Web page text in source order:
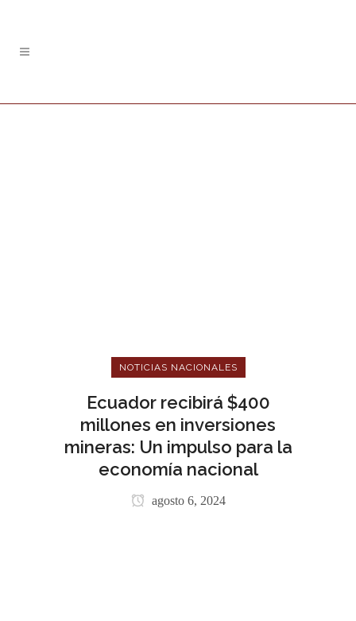
NOTICIAS NACIONALES
Ecuador recibirá $400
millones en inversiones
mineras: Un impulso para la
economía nacional
agosto 6, 2024